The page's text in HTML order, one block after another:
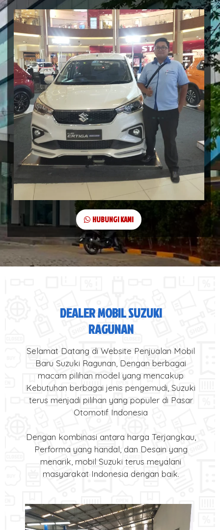
HUBUNGI KAMI
DEALER MOBIL SUZUKI
RAGUNAN
Selamat Datang di Website Penjualan Mobil
Baru Suzuki Ragunan, Dengan berbagai
macam pilihan model yang mencakup
Kebutuhan berbagai jenis pengemudi, Suzuki
terus menjadi pilihan yang populer di Pasar
Otomotif Indonesia
Dengan kombinasi antara harga Terjangkau,
Performa yang handal, dan Desain yang
menarik, mobil Suzuki terus meyalani
masyarakat Indonesia dengan baik.